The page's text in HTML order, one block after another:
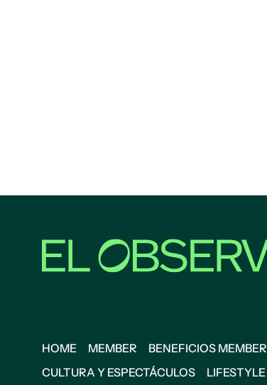
HOME MEMBER BENEFICIOS MEMBER
CULTURA Y ESPECTÁCULOS
LIFESTYLE